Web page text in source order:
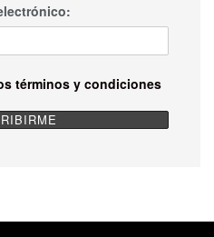
términos y condiciones